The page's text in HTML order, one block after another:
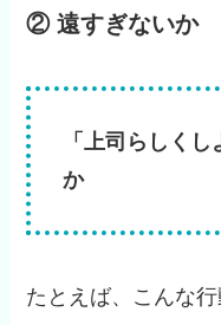
② 遠すぎないか
「上司らしく
か
たとえば、こんな